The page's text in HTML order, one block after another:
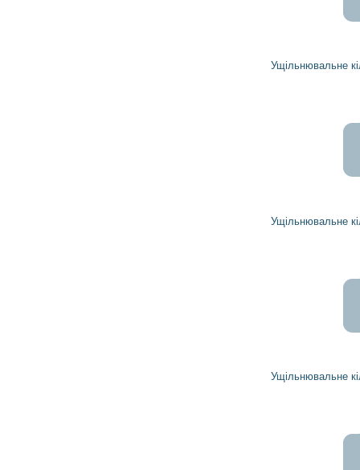
Ущільнювальне кільце 1945860 DELCO REMY
Ущільнювальне кільце 1958286 DELCO REMY
Ущільнювальне кільце 1958509 DELCO REMY